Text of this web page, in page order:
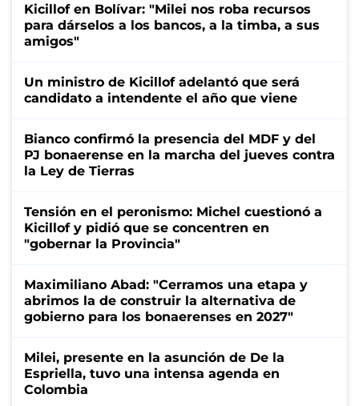
Kicillof en Bolívar: "Milei nos roba recursos
para dárselos a los bancos, a la timba, a sus
amigos"
Un ministro de Kicillof adelantó que será
candidato a intendente el año que viene
Bianco confirmó la presencia del MDF y del
PJ bonaerense en la marcha del jueves contra
la Ley de Tierras
Tensión en el peronismo: Michel cuestionó a
Kicillof y pidió que se concentren en
"gobernar la Provincia"
Maximiliano Abad: "Cerramos una etapa y
abrimos la de construir la alternativa de
gobierno para los bonaerenses en 2027"
Milei, presente en la asunción de De la
Espriella, tuvo una intensa agenda en
Colombia